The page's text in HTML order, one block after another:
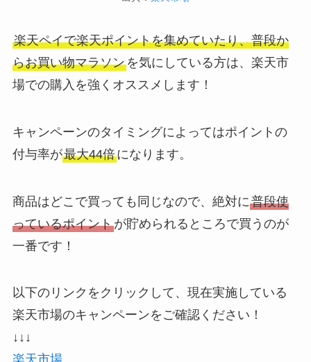
楽天ペイで楽天ポイントを集めていたり、普段か
らお買い物マラソンを気にしている方は、楽天市
場での購入を強くオススメします！
キャンペーンのタイミングによってはポイントの
付与率が最大44倍になります。
商品はどこで買っても同じなので、絶対に普段使
っているポイントが貯められるところで買うのが
一番です！
以下のリンクをクリックして、現在実施している
楽天市場のキャンペーンをご確認ください！
↓↓↓